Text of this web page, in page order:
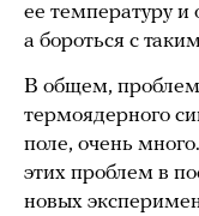
ее температуру
а бороться с
В общем, проблем
термоядерного
поле, очень
этих проблем в
новых